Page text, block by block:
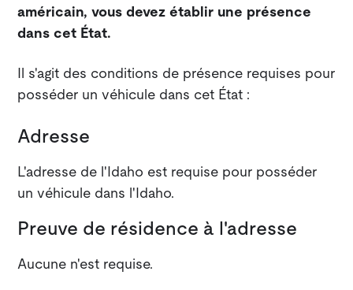
américain, vous devez établir une présence
dans cet État.
Il s'agit des conditions de présence requises pour
posséder un véhicule dans cet État :
Adresse
L'adresse de l'Idaho est requise pour posséder
un véhicule dans l'Idaho.
Preuve de résidence à l'adresse
Aucune n'est requise.